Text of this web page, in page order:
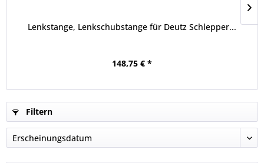
Lenkstange, Lenkschubstange für Deutz Schlepper...
148,75 € *
Filtern